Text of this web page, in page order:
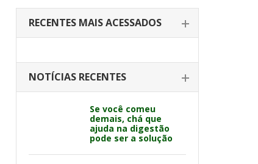
RECENTES MAIS ACESSADOS
NOTÍCIAS RECENTES
Se você comeu
demais, chá que
ajuda na digestão
pode ser a solução